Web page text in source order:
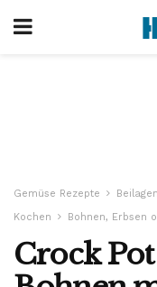
Gemüse Rezepte Beilagen
Kochen
Bohnen, Erbsen
Crock